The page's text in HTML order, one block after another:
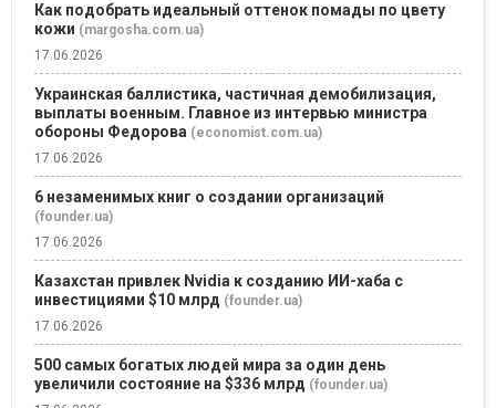
Как подобрать идеальный оттенок помады по цвету
кожи (margosha.com.ua)
17.06.2026
Украинская баллистика, частичная демобилизация,
выплаты военным. Главное из интервью министра
обороны Федорова (economist.com.ua)
17.06.2026
6 незаменимых книг о создании организаций
(founder.ua)
17.06.2026
Казахстан привлек Nvidia к созданию ИИ-хаба с
инвестициями $10 млрд (founder.ua)
17.06.2026
500 самых богатых людей мира за один день
увеличили состояние на $336 млрд (founder.ua)